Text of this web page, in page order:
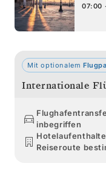
07:00
Mit optionalem
Internationale
inbegriffen
Reiseroute